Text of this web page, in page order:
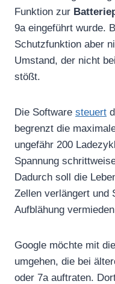
Funktion zur
9a eingeführt wurde.
Schutzfunktion aber
Umstand, der nicht
stößt.
Die Software steuert
begrenzt die
ungefähr 200
Spannung
Dadurch soll die
Zellen verlängert und
Aufblähung
Google möchte mit
umgehen, die bei
oder 7a auftraten.